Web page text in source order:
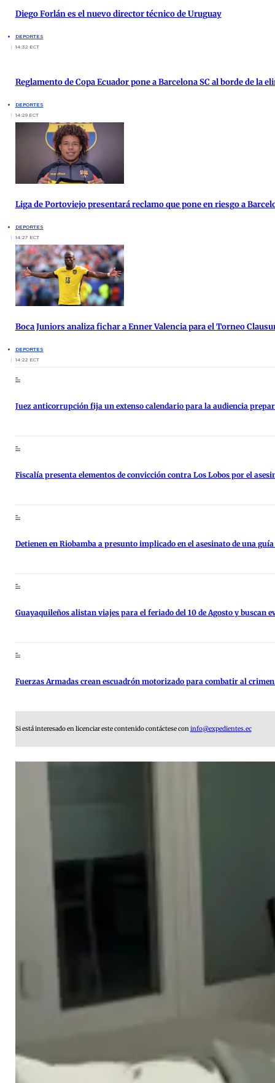
Diego Forlán es el nuevo director técnico de Uruguay
DEPORTES
14:32 ECT
Reglamento de Copa Ecuador pone a Barcelona SC al borde de la
DEPORTES
14:29 ECT
Liga de Portoviejo presentará reclamo que pone en riesgo a
DEPORTES
14:27 ECT
Boca Juniors analiza fichar a Enner Valencia para el Torneo
DEPORTES
14:22 ECT
Juez anticorrupción fija un extenso calendario para la audiencia
Fiscalía presenta elementos de convicción contra Los Lobos por el
Detienen en Riobamba a presunto implicado en el asesinato de una
Guayaquileños alistan viajes para el feriado del 10 de Agosto y buscan
Fuerzas Armadas crean escuadrón motorizado para combatir al
Si está interesado en licenciar este contenido contáctese coninfo@expedientes.ec